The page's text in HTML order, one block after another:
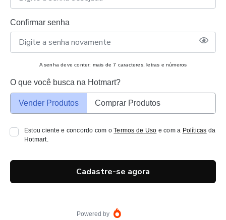
Confirmar senha
A senha deve conter: mais de 7 caracteres, letras e números
O que você busca na Hotmart?
Vender Produtos Comprar Produtos
Estou ciente e concordo com oTermos de Uso e com a Políticas da
Hotmart.
Cadastre-se agora
Powered by